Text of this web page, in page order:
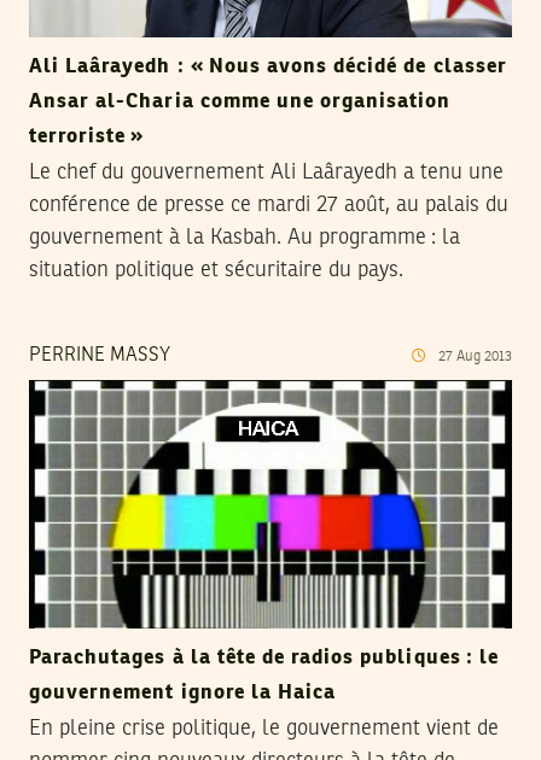
Ali Laârayedh : « Nous avons décidé de classer
Ansar al-Charia comme une organisation
terroriste »
Le chef du gouvernement Ali Laârayedh a tenu une
conférence de presse ce mardi 27 août, au palais du
gouvernement à la Kasbah. Au programme : la
situation politique et sécuritaire du pays.
PERRINE MASSY 27 Aug 2013
Parachutages à la tête de radios publiques : le
gouvernement ignore la Haica
En pleine crise politique, le gouvernement vient de